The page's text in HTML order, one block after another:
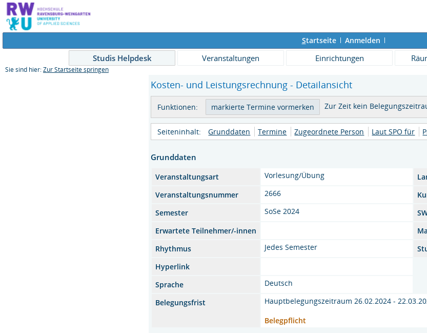
Startseite Anmelden
Studis Helpdesk Veranstaltungen Einrichtungen
Sie sind hier: Zur Startseite springen
Kosten- und Leistungsrechnung - Detailansicht
Funktionen: Zur Zeit kein
Seiteninhalt: Grunddaten Termine Zugeordnete Person Laut SPO für
Grunddaten
Veranstaltungsart Vorlesung/Übung
Veranstaltungsnummer
2666
Semester
SoSe 2024
Erwartete Teilnehmer/-innen
Rhythmus
Jedes Semester
Hyperlink
Sprache
Deutsch
Belegungsfrist
Hauptbelegungszeitraum 26.02.2024 -
Belegpflicht